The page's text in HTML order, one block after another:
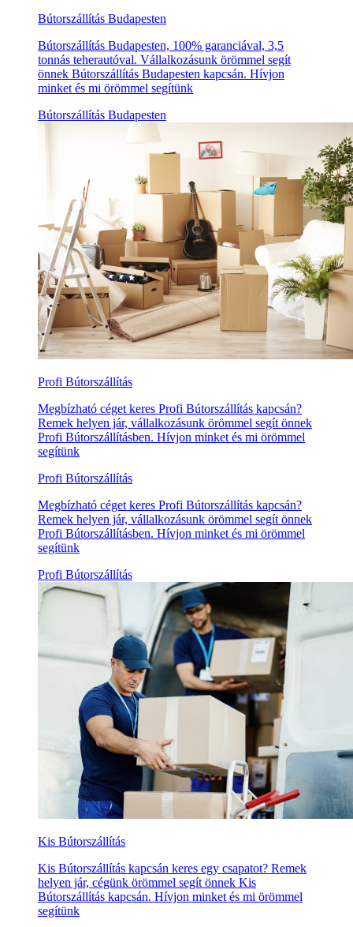
Bútorszállítás Budapesten
Bútorszállítás Budapesten, 100% garanciával, 3,5
tonnás teherautóval. Vállalkozásunk örömmel segít
önnek Bútorszállítás Budapesten kapcsán. Hívjon
minket és mi örömmel segítünk
Bútorszállítás Budapesten
Profi Bútorszállítás
Megbízható céget keres Profi Bútorszállítás kapcsán?
Remek helyen jár, vállalkozásunk örömmel segít önnek
Profi Bútorszállításben. Hívjon minket és mi örömmel
segítünk
Profi Bútorszállítás
Megbízható céget keres Profi Bútorszállítás kapcsán?
Remek helyen jár, vállalkozásunk örömmel segít önnek
Profi Bútorszállításben. Hívjon minket és mi örömmel
segítünk
Profi Bútorszállítás
Kis Bútorszállítás
Kis Bútorszállítás kapcsán keres egy csapatot? Remek
helyen jár, cégünk örömmel segít önnek Kis
Bútorszállítás kapcsán. Hívjon minket és mi örömmel
segítünk